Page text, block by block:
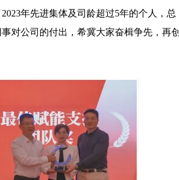
年先进集体及司龄超过5年的个人，总
对公司的付出，希冀大家奋楫争先，再创